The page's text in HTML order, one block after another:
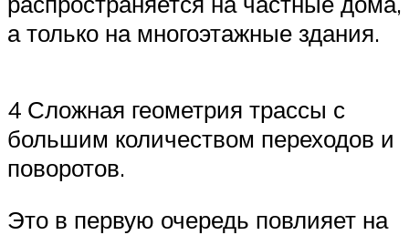
а только на многоэтажные здания.
4 Сложная геометрия трассы с
большим количеством переходов и
поворотов.
Это в первую очередь повлияет на